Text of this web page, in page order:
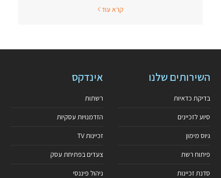
קרא עוד
השירותים שלנו
בדיקת כדאיות
סיוע לזכיינים
גיוס מימון
פיתוח רשת
סדנת זכיינות
אינדקס
רשתות
הזדמנויות עסקיות
זכיינות TV
צעדים בפתיחת עסק
ניהול פיננסי